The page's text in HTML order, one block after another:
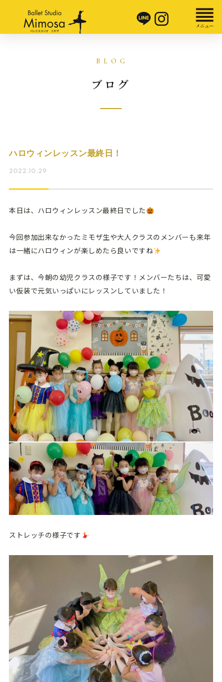
ブログ
ハロウィンレッスン最終日！
2022.10.29
本日は、ハロウィンレッスン最終日でした
今回参加出来なかったミモザ生や大人クラスのメンバーも来年
は一緒にハロウィンが楽しめたら良いですね
まずは、今朝の幼児クラスの様子です！メンバーたちは、可愛
い仮装で元気いっぱいにレッスンしていました！
ストレッチの様子です